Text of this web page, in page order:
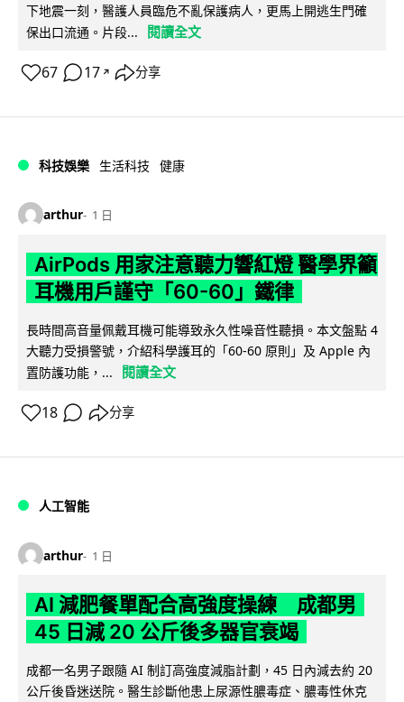
下地震一刻，醫護人員臨危不亂保護病人，更馬上開逃生門確
保出口流通。片段...
閱讀全文
67 17 ↗ 分享
科技娛樂 生活科技 健康
arthur 1 日
AirPods 用家注意聽力響紅燈 醫學界籲
耳機用戶謹守「60-60」鐵律
長時間高音量佩戴耳機可能導致永久性噪音性聽損。本文盤點 4
大聽力受損警號，介紹科學護耳的「60-60 原則」及 Apple 內
置防護功能，...
閱讀全文
18 分享
人工智能
arthur 1 日
AI 減肥餐單配合高強度操練 成都男
45 日減 20 公斤後多器官衰竭
成都一名男子跟隨 AI 制訂高強度減脂計劃，45 日內減去約 20
公斤後昏迷送院。醫生診斷他患上尿源性膿毒症、膿毒性休克